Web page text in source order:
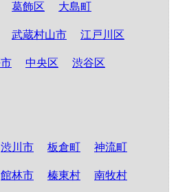
葛飾区 大島町
武蔵村山市 江戸川区
中央区 渋谷区
渋川市 板倉町 神流町
館林市 榛東村 南牧村